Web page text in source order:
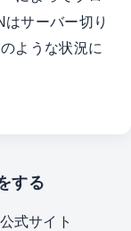
サーバー切り
ような状況に
する
式サイト